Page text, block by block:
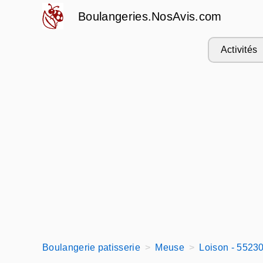
Boulangeries.NosAvis.com
Activités
Boulangerie patisserie Meuse Loison -